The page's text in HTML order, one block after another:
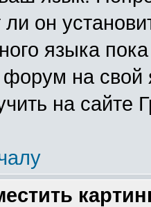
он
языка
форум на
на сайте